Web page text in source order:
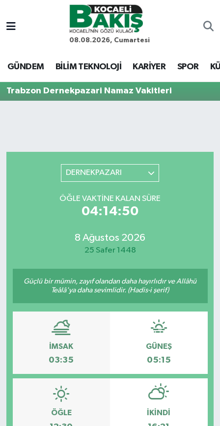
08.08.2026, Cumartesi
GÜNDEM BİLİM TEKNOLOJİ KARİYER SPOR
Trabzon Dernekpazari Namaz Vakitleri
DERNEKPAZARI
ÖĞLE VAKTINE KALAN SÜRE
04:14:50
8 Ağustos 2026
25 Safer 1448
Güçlü bir mümin, zayıf olandan daha hayırlıdır ve Allâhü
Teâlâ'ya daha sevimlidir. (Hadis-i şerif)
İMSAK
03:35
GÜNEŞ
05:15
ÖĞLE İKINDI
Kocaeli Nöbetçi Eczaneler
Kocaeli Hava Durumu
Kocaeli Trafik Yoğunluk Haritası
Son Dakika Haberleri